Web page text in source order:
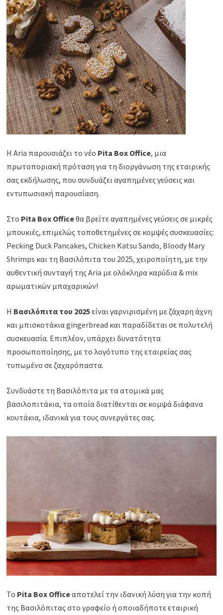
Η Aria παρουσιάζει το νέο Pita Box Office, μια
πρωτοποριακή πρόταση για τη διοργάνωση της εταιρικής
σας εκδήλωσης, που συνδυάζει αγαπημένες γεύσεις και
εντυπωσιακή παρουσίαση.
Στο Pita Box Officeθα βρείτε αγαπημένες γεύσεις σε μικρές
μπουκιές, επιμελώς τοποθετημένες σε κομψές συσκευασίες:
Pecking Duck Pancakes, Chicken Katsu Sando, Bloody Mary
Shrimps και τη Βασιλόπιτα του 2025, χειροποίητη, με την
αυθεντική συνταγή της Aria με ολόκληρα καρύδια & mix
αρωματικών μπαχαρικών!
Η Βασιλόπιτα του 2025είναι γαρνιρισμένη με ζάχαρη άχνη
και μπισκοτάκια gingerbread και παραδίδεται σε πολυτελή
συσκευασία. Επιπλέον, υπάρχει δυνατότητα
προσωποποίησης, με το λογότυπο της εταιρείας σας
τυπωμένο σε ζαχαρόπαστα.
Συνδυάστε τη Βασιλόπιτα με τα ατομικά μας
βασιλοπιτάκια, τα οποία διατίθενται σε κομψά διάφανα
κουτάκια, ιδανικά για τους συνεργάτες σας.
Το Pita Box Officeαποτελεί την ιδανική λύση για την κοπή
της Βασιλόπιτας στο γραφείο ή οποιαδήποτε εταιρική